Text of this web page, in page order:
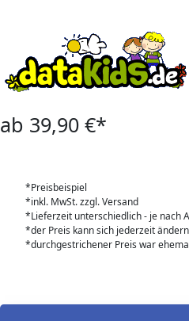
ab 39,90 €*
*Preisbeispiel
*inkl. MwSt. zzgl. Versand
*Lieferzeit unterschiedlich - je nach
*der Preis kann sich jederzeit
*durchgestrichener Preis war